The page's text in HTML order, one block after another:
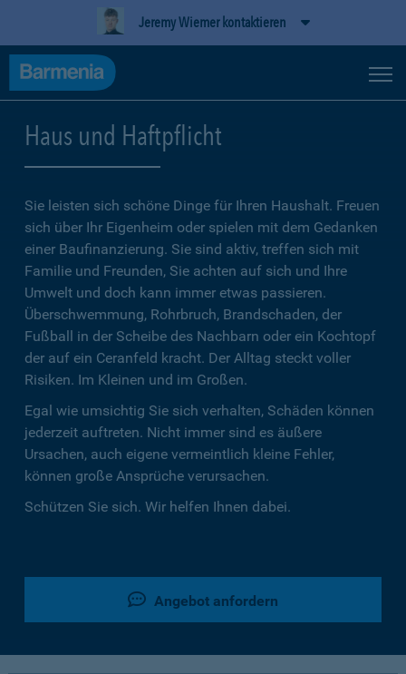
Jeremy Wiemer kontaktieren
Haus und Haftpflicht
Sie leisten sich schöne Dinge für Ihren Haushalt. Freuen
sich über Ihr Eigenheim oder spielen mit dem Gedanken
einer Baufinanzierung. Sie sind aktiv, treffen sich mit
Familie und Freunden, Sie achten auf sich und Ihre
Umwelt und doch kann immer etwas passieren.
Überschwemmung, Rohrbruch, Brandschaden, der
Fußball in der Scheibe des Nachbarn oder ein Kochtopf
der auf ein Ceranfeld kracht. Der Alltag steckt voller
Risiken. Im Kleinen und im Großen.
Egal wie umsichtig Sie sich verhalten, Schäden können
jederzeit auftreten. Nicht immer sind es äußere
Ursachen, auch eigene vermeintlich kleine Fehler,
können große Ansprüche verursachen.
Schützen Sie sich. Wir helfen Ihnen dabei.
Angebot anfordern